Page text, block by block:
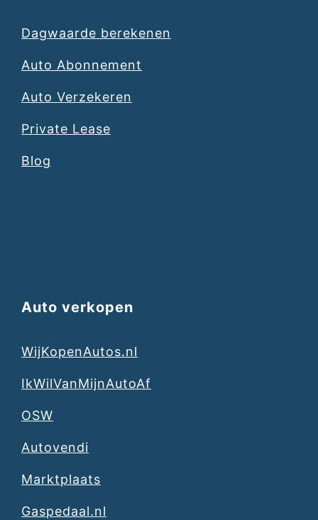
Dagwaarde berekenen
Auto Abonnement
Auto Verzekeren
Private Lease
Blog
Auto verkopen
WijKopenAutos.nl
IkWilVanMijnAutoAf
OSW
Autovendi
Marktplaats
Gaspedaal.nl